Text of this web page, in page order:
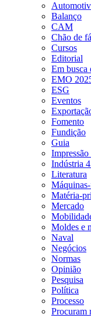
Balanço
CAM
Chão de
Cursos
Editorial
Em busca
EMO
ESG
Eventos
Fomento
Fundição
Guia
Indústria
Literatura
Matéria-
Mercado
Moldes e
Naval
Negócios
Normas
Opinião
Pesquisa
Política
Processo
Procuram